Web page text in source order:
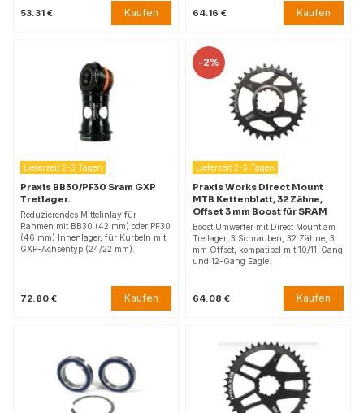
53.31 € Kaufen 64.16 € Kaufen
Lieferzeit 2-3 Tagen
Praxis BB30/PF30 Sram GXP
Tretlager.
Reduzierendes Mittelinlay für
Rahmen mit BB30 (42 mm) oder PF30
(46 mm) Innenlager, für Kurbeln mit
GXP-Achsentyp (24/22 mm).
72.80 € Kaufen
-2%
Lieferzeit 2-3 Tagen
Praxis Works Direct Mount
MTB Kettenblatt, 32 Zähne,
Offset 3 mm Boost für SRAM
Boost Umwerfer mit Direct Mount am
Tretlager, 3 Schrauben, 32 Zähne, 3
mm Offset, kompatibel mit 10/11-Gang
und 12-Gang Eagle.
64.08 € Kaufen